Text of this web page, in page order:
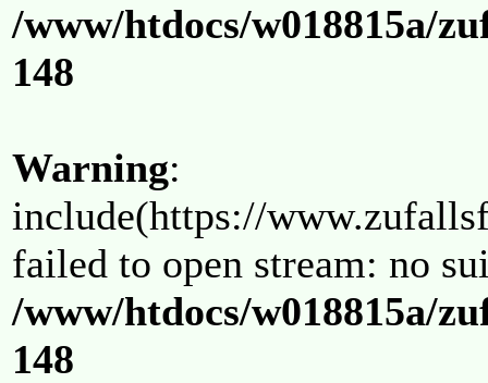
/www/htdocs/w018815a/
148
Warning:
include(https://
failed to open stream: no
/www/htdocs/w018815a/
148